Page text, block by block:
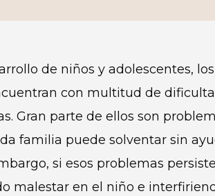
de niños y adolescentes,
con multitud de
Gran parte de ellos son
familia puede solventar sin
si esos problemas
malestar en el niño e